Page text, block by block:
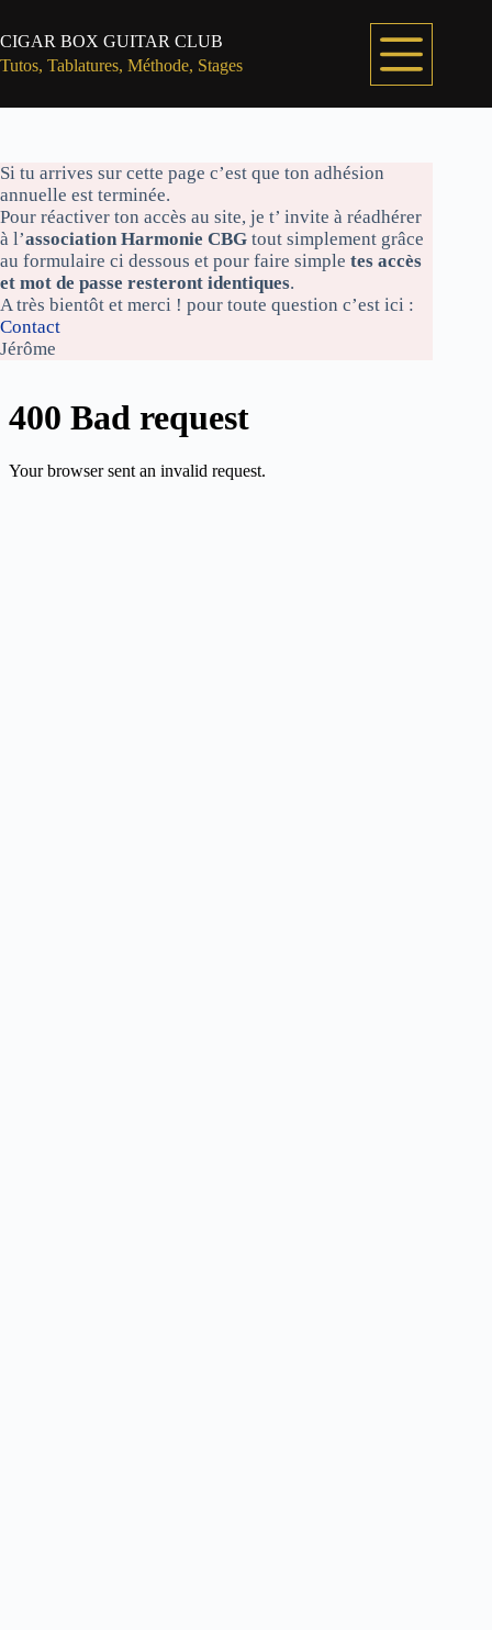
contenu
CIGAR BOX GUITAR CLUB
Tutos, Tablatures, Méthode, Stages
Si tu arrives sur cette page c’est que ton adhésion
annuelle est terminée.
Pour réactiver ton accès au site, je t’ invite à réadhérer
à l’association Harmonie CBG tout simplement grâce
au formulaire ci dessous et pour faire simple tes accès
et mot de passe resteront identiques.
A très bientôt et merci ! pour toute question c’est ici :
Contact
Jérôme